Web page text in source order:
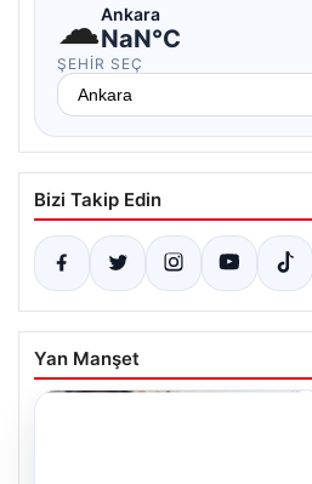
☁Ankara
NaN°C
ŞEHIR SEÇ
Bizi Takip Edin
Yan Manşet